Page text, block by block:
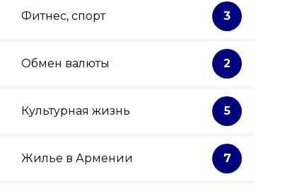
Фитнес, спорт 3
Обмен валюты 2
Культурная жизнь 5
Жилье в Армении 7